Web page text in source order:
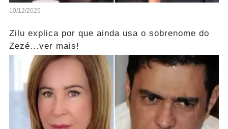
10/12/2025
Zilu explica por que ainda usa o sobrenome do
Zezé...ver mais!